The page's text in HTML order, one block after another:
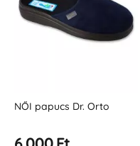
NŐI papucs Dr. Orto